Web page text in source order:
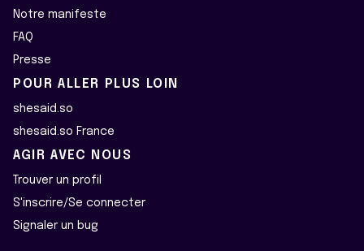
Notre manifeste
FAQ
Presse
POUR ALLER PLUS LOIN
shesaid.so
shesaid.so France
AGIR AVEC NOUS
Trouver un profil
S'inscrire/Se connecter
Signaler un bug